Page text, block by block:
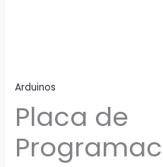
Arduinos
Placa de